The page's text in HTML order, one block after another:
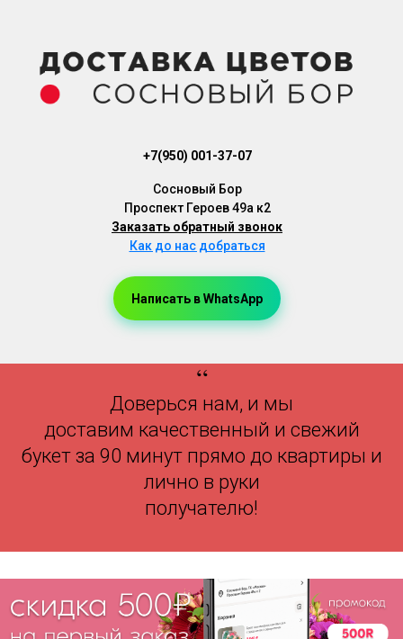
+7(950) 001-37-07
Cосновый Бор
Проспект Героев 49а к2
Заказать обратный звонок
Как до нас добраться
Написать в WhatsApp
“
Доверься нам, и мы
доставим качественный и свежий
букет за 90 минут прямо до квартиры и
лично в руки
получателю!